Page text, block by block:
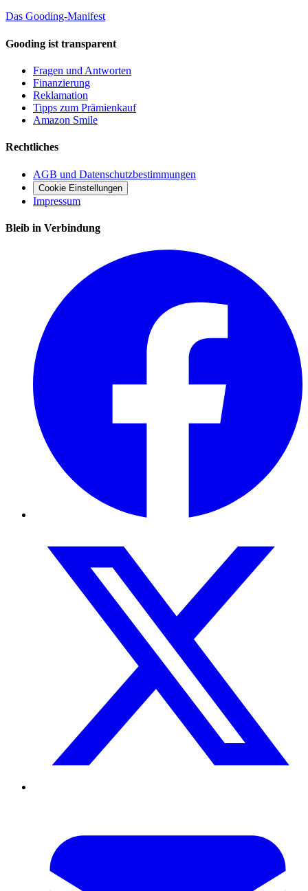
Das Gooding-Manifest
Gooding ist transparent
Fragen und Antworten
Finanzierung
Reklamation
Tipps zum Prämienkauf
Amazon Smile
Rechtliches
AGB und Datenschutzbestimmungen
Cookie Einstellungen
Impressum
Bleib in Verbindung